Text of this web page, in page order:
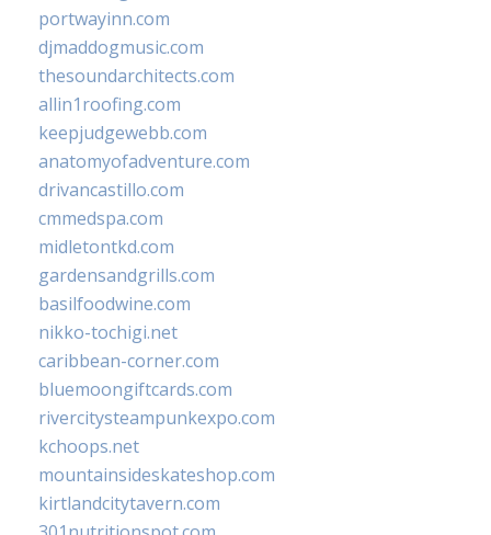
portwayinn.com
djmaddogmusic.com
thesoundarchitects.com
allin1roofing.com
keepjudgewebb.com
anatomyofadventure.com
drivancastillo.com
cmmedspa.com
midletontkd.com
gardensandgrills.com
basilfoodwine.com
nikko-tochigi.net
caribbean-corner.com
bluemoongiftcards.com
rivercitysteampunkexpo.com
kchoops.net
mountainsideskateshop.com
kirtlandcitytavern.com